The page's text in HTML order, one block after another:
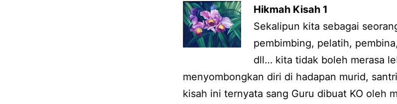
Hikmah Kisah 1
Sekalipun kita sebagai
pembimbing, pelatih,
dll… kita tidak boleh merasa
menyombongkan diri di hadapan murid,
kisah ini ternyata sang Guru dibuat KO oleh